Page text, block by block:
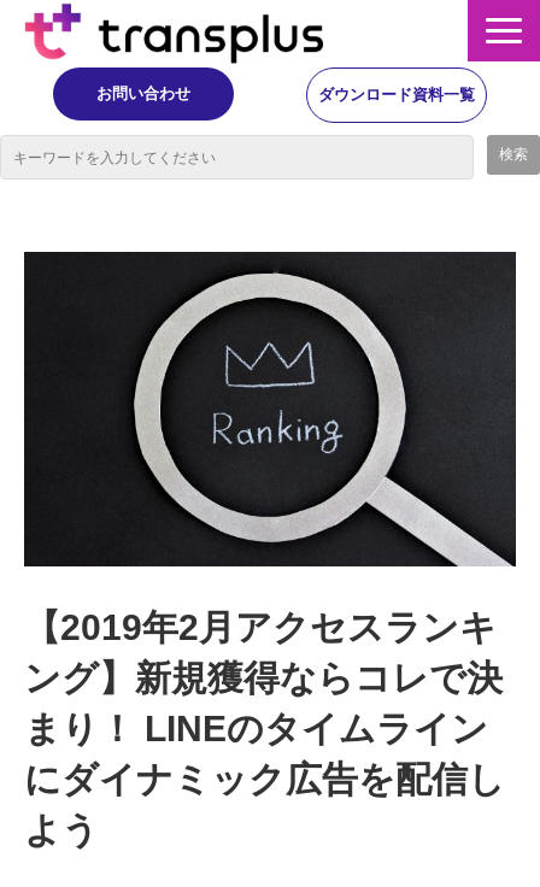
お問い合わせ ダウンロード資料一覧
イベント・レポート
ニュース
trans-DXプロデューサー
【2019年2月アクセスランキ
ング】新規獲得ならコレで決
まり！ LINEのタイムライン
にダイナミック広告を配信し
よう